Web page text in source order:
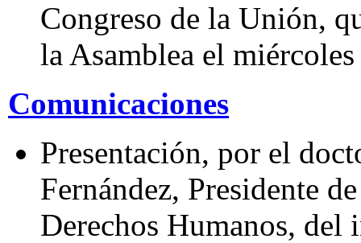
Congreso de la Unión,
la Asamblea el
Comunicaciones
Presentación, por el
Fernández, Presidente
Derechos Humanos, del